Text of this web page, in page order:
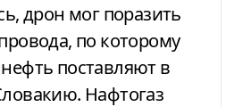
дрон мог поразить
по которому
поставляют в
Нафтогаз